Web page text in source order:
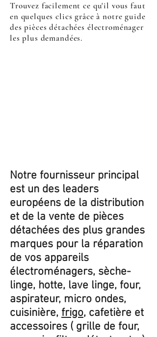
Trouvez facilement ce qu'il vous faut
en quelques clics grâce à notre guide
des pièces détachées électroménager
les plus demandées.
Notre fournisseur principal
est un des leaders
européens de la distribution
et de la vente de pièces
détachées des plus grandes
marques pour la réparation
de vos appareils
électroménagers, sèche-
linge, hotte, lave linge, four,
aspirateur, micro ondes,
cuisinière, frigo, cafetière et
accessoires ( grille de four,